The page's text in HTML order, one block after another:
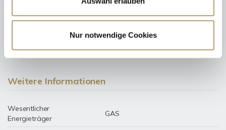
Nur notwendige Cookies
14 kWh / (m²*a)
Weitere Informationen
Wesentlicher
Energieträger
GAS